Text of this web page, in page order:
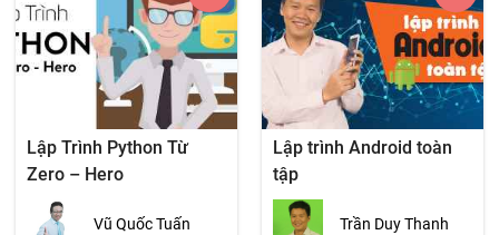
Lập Trình Python Từ
Zero – Hero
Vũ Quốc Tuấn
Lập trình Android toàn
tập
Trần Duy Thanh